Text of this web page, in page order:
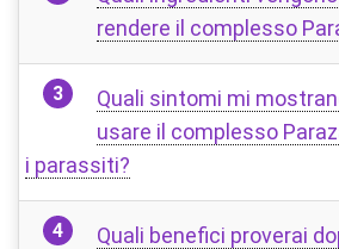
rendere il complesso
Quali sintomi mi
usare il complesso
i parassiti?
Quali benefici proverai